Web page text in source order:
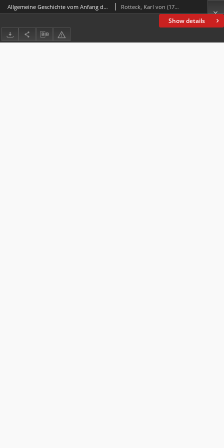
Show details
Allgemeine Geschichte vom Anfang der historischen Kenntniß bis auf unsere Zeiten : für denkende Geschichtsfreunde. Bd. 1 Rotteck, Karl von (1775-1840)